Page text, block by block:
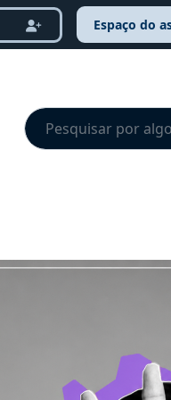
Espaço do
Ir para o resultado